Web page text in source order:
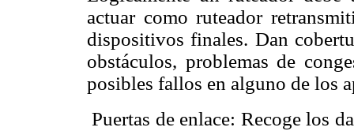
actuar como ruteador
dispositivos finales. Dan
obstáculos, problemas de
posibles fallos en alguno de los
 Puertas de enlace: Recoge los